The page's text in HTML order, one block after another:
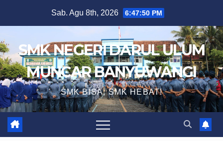
Sab. Agu 8th, 2026 6:47:51 PM
SMK NEGERI DARUL ULUM
MUNCAR BANYUWANGI
SMK BISA, SMK HEBAT!